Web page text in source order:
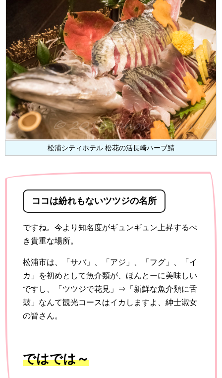
松浦シティホテル 松花の活長崎ハーブ鯖
ココは紛れもないツツジの名所
ですね。今より知名度がギュンギュン上昇するべ
き貴重な場所。
松浦市は、「サバ」、「アジ」、「フグ」、「イ
カ」を初めとして魚介類が、ほんとーに美味しい
ですし、「ツツジで花見」⇒「新鮮な魚介類に舌
鼓」なんて観光コースはイカしますよ、紳士淑女
の皆さん。
ではでは～